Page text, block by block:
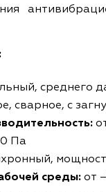
среднего
сварное, с
Па
среды:от